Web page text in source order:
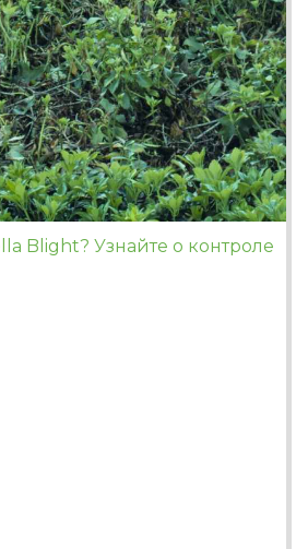
Blight? Узнайте о контроле